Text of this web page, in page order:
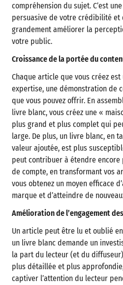
compréhension du sujet. C’est
persuasive de votre crédibilité
grandement améliorer la
votre public.
Croissance de la portée du
Chaque article que vous créez
expertise, une démonstration de
que vous pouvez offrir. En
livre blanc, vous créez une «
plus grand et plus complet qui
large. De plus, un livre blanc, en
valeur ajoutée, est plus
peut contribuer à étendre
de compte, en transformant vos
vous obtenez un moyen efficace
marque et d’atteindre de
Amélioration de l’engagement
Un article peut être lu et oublié
un livre blanc demande un
la part du lecteur (et du
plus détaillée et plus
captiver l’attention du lecteur